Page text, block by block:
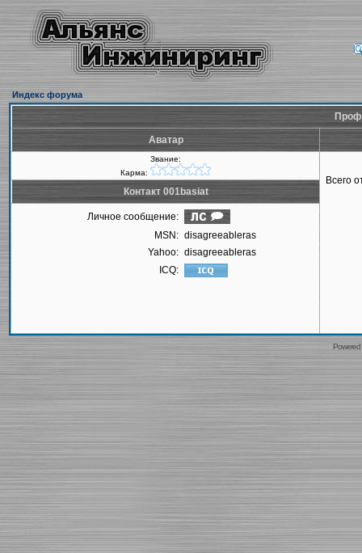
Индекс форума
Аватар
Звание:
Карма:
Всего
Контакт 001basiat
Личное сообщение:
MSN: disagreeableras
Yahoo: disagreeableras
ICQ: